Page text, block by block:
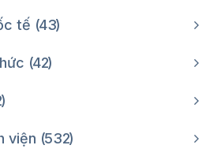
tế 43
42
viện 532